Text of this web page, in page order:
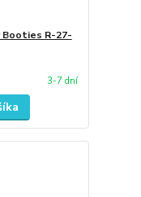
Booties R-27-
3-7 dní